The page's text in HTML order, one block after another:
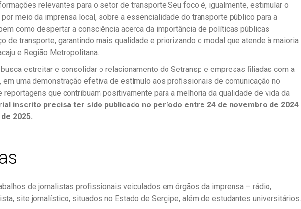
relevantes para o setor de transporte.Seu foco é, igualmente, estimular o
meio da imprensa local, sobre a essencialidade do transporte público para a
como despertar a consciência acerca da importância de políticas públicas
de transporte, garantindo mais qualidade e priorizando o modal que atende à maioria
e Região Metropolitana.
estreitar e consolidar o relacionamento do Setransp e empresas ﬁliadas com a
em uma demonstração efetiva de estímulo aos proﬁssionais de comunicação no
que contribuam positivamente para a melhoria da qualidade de vida da
inscrito precisa ter sido publicado no período entre 24 de novembro de 2024
2025.
de jornalistas profissionais veiculados em órgãos da imprensa – rádio,
site jornalístico, situados no Estado de Sergipe, além de estudantes universitários.